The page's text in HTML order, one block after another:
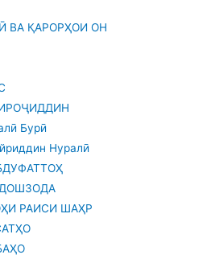
ВА ҚАРОРҲОИ ОН
Бурӣ
Нуралӣ
РАИСИ ШАҲР